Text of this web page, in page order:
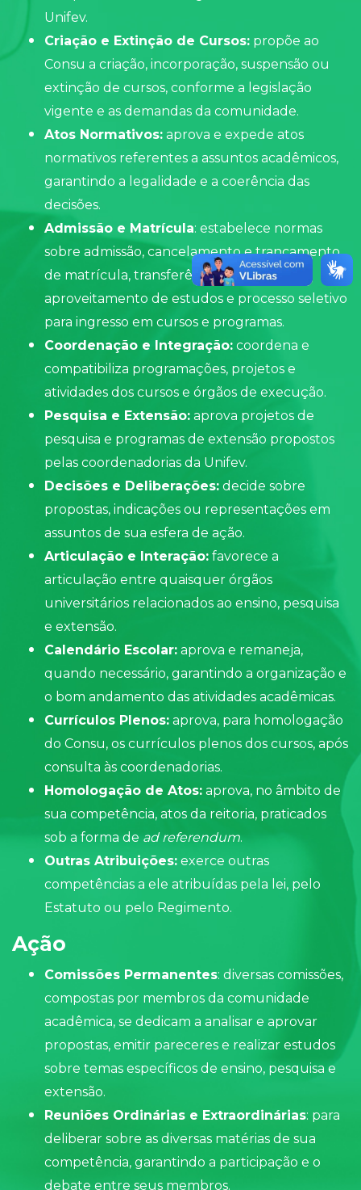
Unifev.
Criação e Extinção de Cursos: propõe ao
Consu a criação, incorporação, suspensão ou
extinção de cursos, conforme a legislação
vigente e as demandas da comunidade.
Atos Normativos: aprova e expede atos
normativos referentes a assuntos acadêmicos,
garantindo a legalidade e a coerência das
decisões.
Admissão e Matrícula: estabelece normas
sobre admissão, cancelamento e trancamento
de matrícula, transferência de alunos,
aproveitamento de estudos e processo seletivo
para ingresso em cursos e programas.
Coordenação e Integração: coordena e
compatibiliza programações, projetos e
atividades dos cursos e órgãos de execução.
Pesquisa e Extensão: aprova projetos de
pesquisa e programas de extensão propostos
pelas coordenadorias da Unifev.
Decisões e Deliberações: decide sobre
propostas, indicações ou representações em
assuntos de sua esfera de ação.
Articulação e Interação: favorece a
articulação entre quaisquer órgãos
universitários relacionados ao ensino, pesquisa
e extensão.
Calendário Escolar: aprova e remaneja,
quando necessário, garantindo a organização e
o bom andamento das atividades acadêmicas.
Currículos Plenos: aprova, para homologação
do Consu, os currículos plenos dos cursos, após
consulta às coordenadorias.
Homologação de Atos: aprova, no âmbito de
sua competência, atos da reitoria, praticados
sob a forma de ad referendum.
Outras Atribuições: exerce outras
competências a ele atribuídas pela lei, pelo
Estatuto ou pelo Regimento.
Ação
Comissões Permanentes: diversas comissões,
compostas por membros da comunidade
acadêmica, se dedicam a analisar e aprovar
propostas, emitir pareceres e realizar estudos
sobre temas específicos de ensino, pesquisa e
extensão.
Reuniões Ordinárias e Extraordinárias: para
deliberar sobre as diversas matérias de sua
competência, garantindo a participação e o
debate entre seus membros.